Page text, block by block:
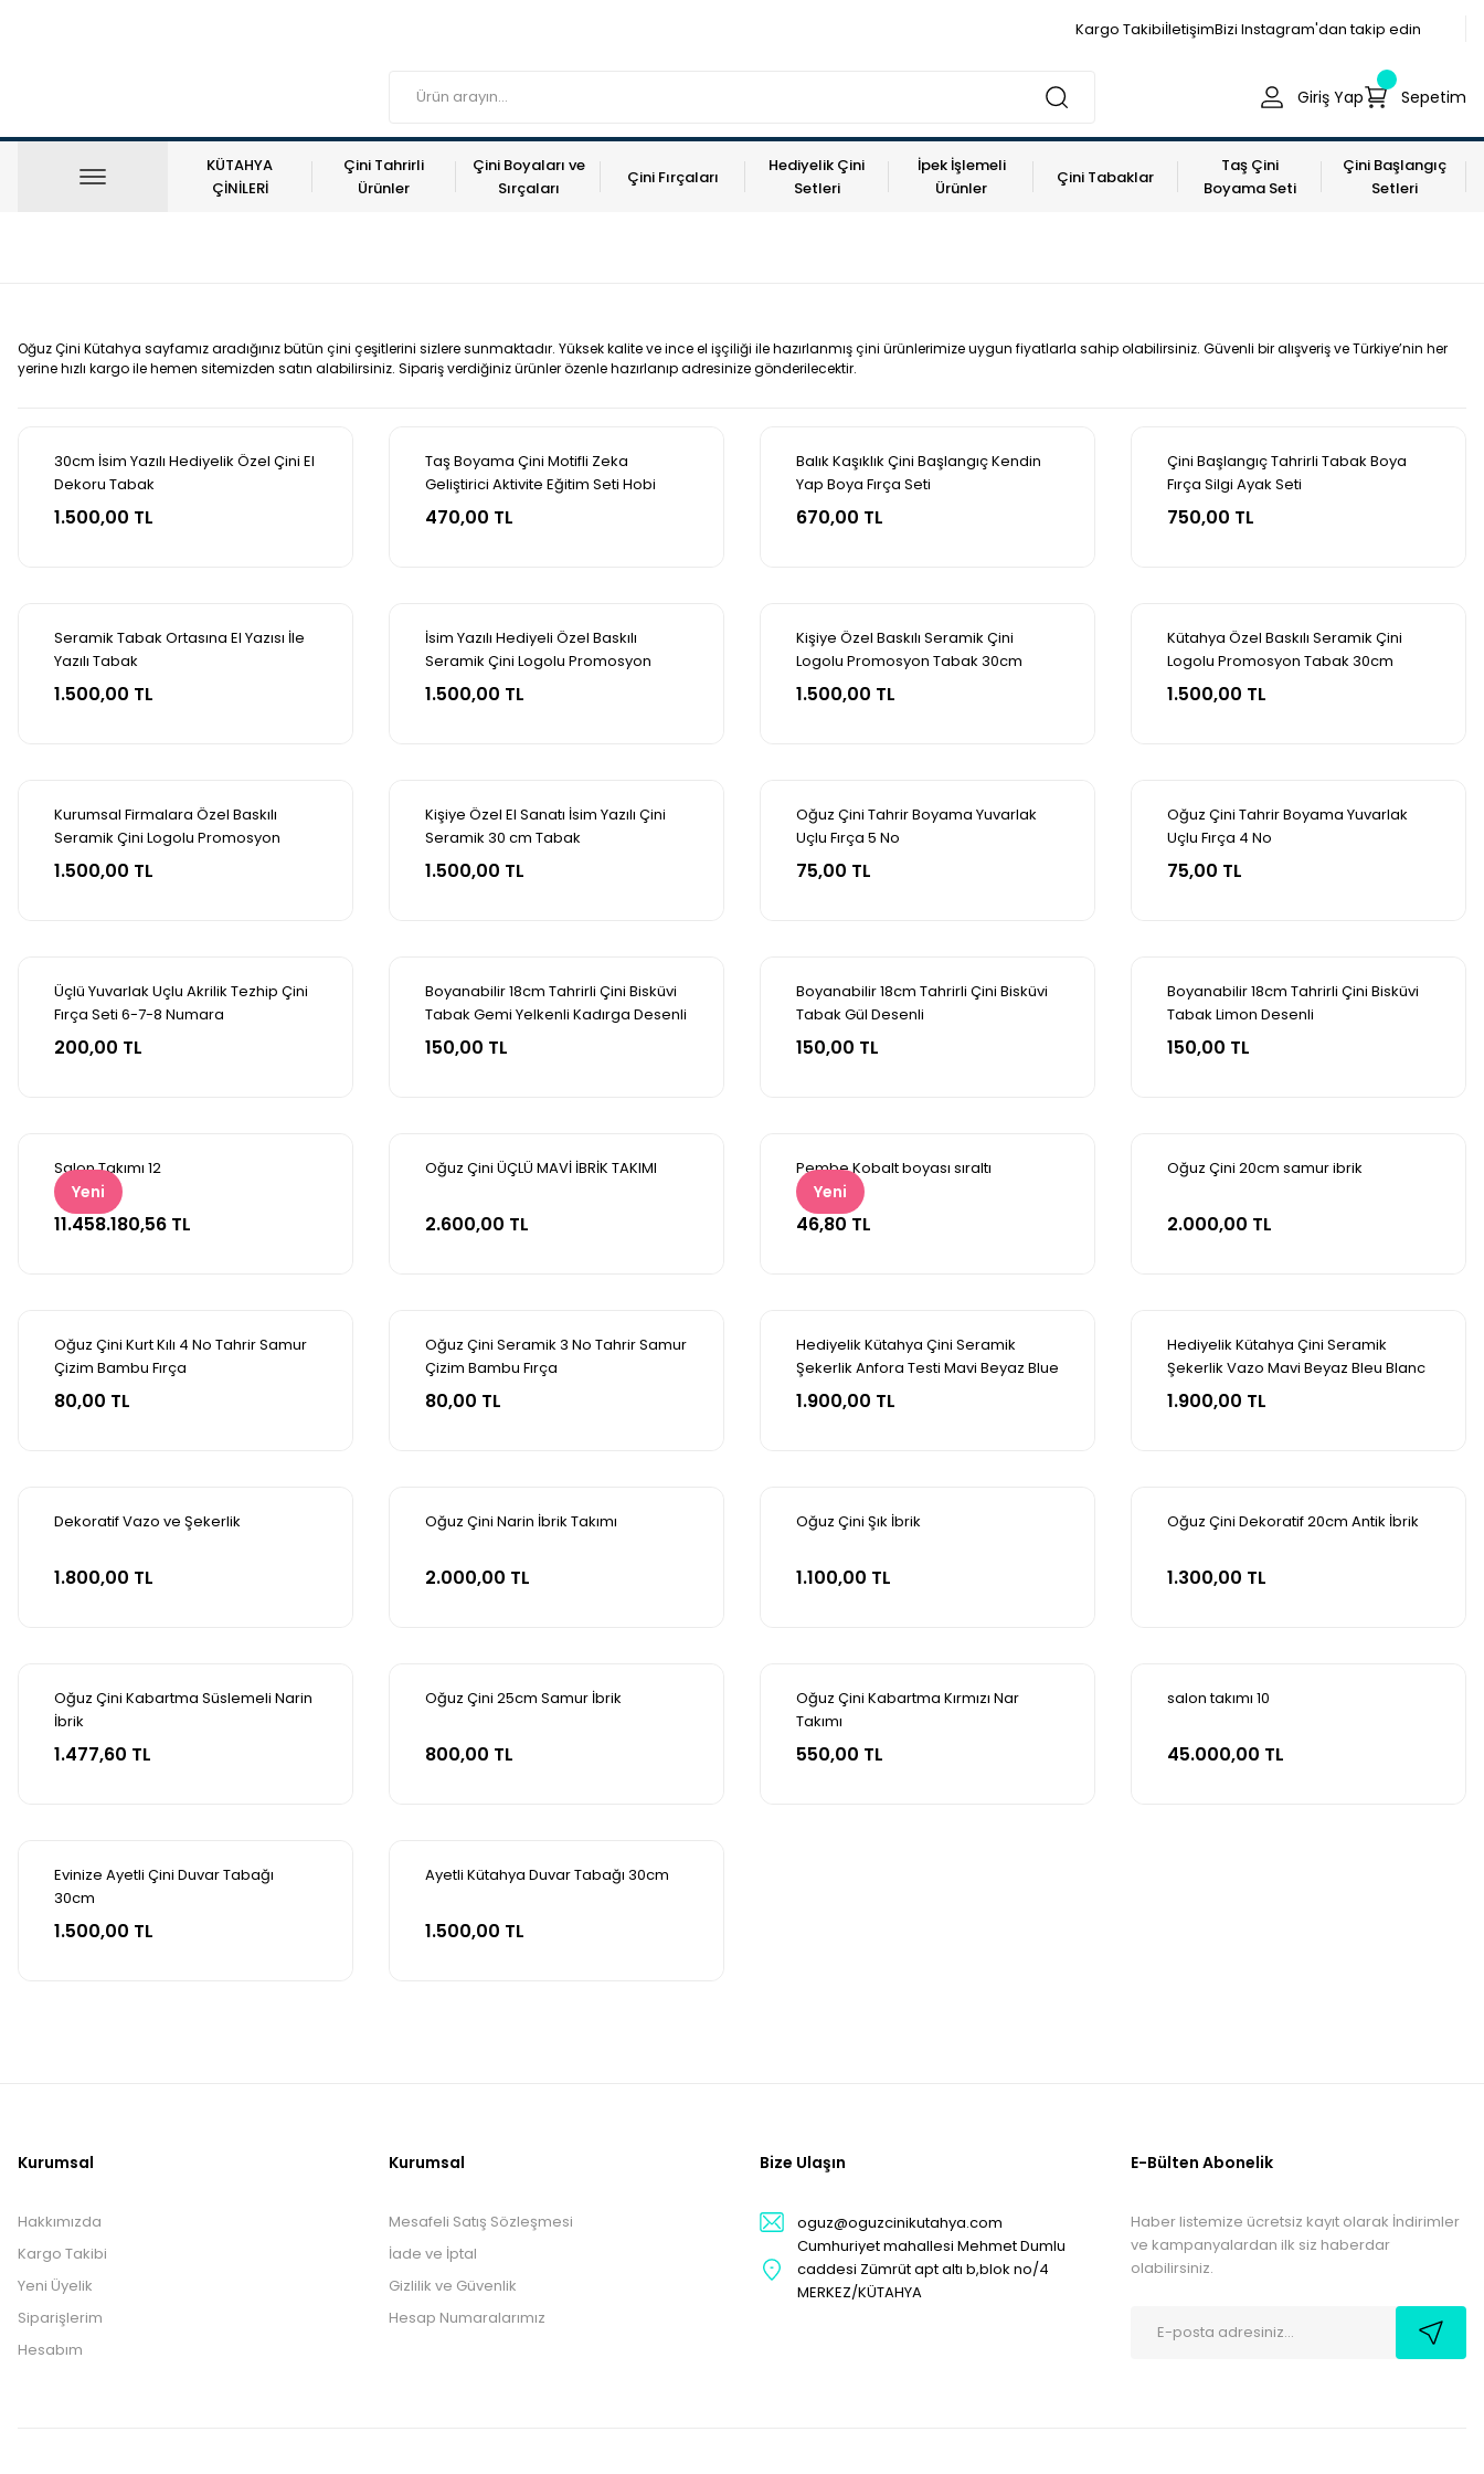
Kargo TakibiİletişimBizi Instagram'dan takip edin
Giriş Yap Sepetim
KÜTAHYA
ÇİNİLERİ
Çini Tahrirli
Ürünler
Çini Boyaları ve
Sırçaları
Çini Fırçaları
Hediyelik Çini
Setleri
İpek İşlemeli
Ürünler
Çini Tabaklar
Taş Çini
Boyama Seti
Çini Başlangıç
Setleri
Oğuz Çini Kütahya sayfamız aradığınız bütün çini çeşitlerini sizlere sunmaktadır. Yüksek kalite ve ince el işçiliği ile hazırlanmış çini ürünlerimize uygun fiyatlarla sahip olabilirsiniz. Güvenli bir alışveriş ve Türkiye’nin her
yerine hızlı kargo ile hemen sitemizden satın alabilirsiniz. Sipariş verdiğiniz ürünler özenle hazırlanıp adresinize gönderilecektir.
30cm İsim Yazılı Hediyelik Özel Çini El
Dekoru Tabak
1.500,00 TL
Taş Boyama Çini Motifli Zeka
Geliştirici Aktivite Eğitim Seti Hobi
Uygulama 4 Renk Akrilik Boya
470,00 TL
Balık Kaşıklık Çini Başlangıç Kendin
Yap Boya Fırça Seti
670,00 TL
Çini Başlangıç Tahrirli Tabak Boya
Fırça Silgi Ayak Seti
750,00 TL
Seramik Tabak Ortasına El Yazısı İle
Yazılı Tabak
1.500,00 TL
İsim Yazılı Hediyeli Özel Baskılı
Seramik Çini Logolu Promosyon
Tabak 30cm
1.500,00 TL
Kişiye Özel Baskılı Seramik Çini
Logolu Promosyon Tabak 30cm
1.500,00 TL
Kütahya Özel Baskılı Seramik Çini
Logolu Promosyon Tabak 30cm
1.500,00 TL
Kurumsal Firmalara Özel Baskılı
Seramik Çini Logolu Promosyon
Tabak 30cm
1.500,00 TL
Kişiye Özel El Sanatı İsim Yazılı Çini
Seramik 30 cm Tabak
1.500,00 TL
Oğuz Çini Tahrir Boyama Yuvarlak
Uçlu Fırça 5 No
75,00 TL
Oğuz Çini Tahrir Boyama Yuvarlak
Uçlu Fırça 4 No
75,00 TL
Üçlü Yuvarlak Uçlu Akrilik Tezhip Çini
Fırça Seti 6-7-8 Numara
200,00 TL
Boyanabilir 18cm Tahrirli Çini Bisküvi
Tabak Gemi Yelkenli Kadırga Desenli
150,00 TL
Boyanabilir 18cm Tahrirli Çini Bisküvi
Tabak Gül Desenli
150,00 TL
Boyanabilir 18cm Tahrirli Çini Bisküvi
Tabak Limon Desenli
150,00 TL
Yeni
Salon Takımı 12
11.458.180,56 TL
Sepete Ekle
Oğuz Çini ÜÇLÜ MAVİ İBRİK TAKIMI
2.600,00 TL
Yeni
Pembe Kobalt boyası sıraltı
46,80 TL
Sepete Ekle
Oğuz Çini 20cm samur ibrik
2.000,00 TL
Oğuz Çini Kurt Kılı 4 No Tahrir Samur
Çizim Bambu Fırça
80,00 TL
Oğuz Çini Seramik 3 No Tahrir Samur
Çizim Bambu Fırça
80,00 TL
Hediyelik Kütahya Çini Seramik
Şekerlik Anfora Testi Mavi Beyaz Blue
Blanc Üçlü Set
1.900,00 TL
Hediyelik Kütahya Çini Seramik
Şekerlik Vazo Mavi Beyaz Bleu Blanc
Üçlü Set
1.900,00 TL
Dekoratif Vazo ve Şekerlik
1.800,00 TL
Oğuz Çini Narin İbrik Takımı
2.000,00 TL
Oğuz Çini Şık İbrik
1.100,00 TL
Oğuz Çini Dekoratif 20cm Antik İbrik
1.300,00 TL
Oğuz Çini Kabartma Süslemeli Narin
İbrik
1.477,60 TL
Oğuz Çini 25cm Samur İbrik
800,00 TL
Oğuz Çini Kabartma Kırmızı Nar
Takımı
550,00 TL
salon takımı 10
45.000,00 TL
Evinize Ayetli Çini Duvar Tabağı
30cm
1.500,00 TL
Ayetli Kütahya Duvar Tabağı 30cm
1.500,00 TL
Kurumsal
Hakkımızda
Kargo Takibi
Yeni Üyelik
Siparişlerim
Hesabım
Kurumsal
Mesafeli Satış Sözleşmesi
İade ve İptal
Gizlilik ve Güvenlik
Hesap Numaralarımız
Bize Ulaşın
oguz@oguzcinikutahya.com
Cumhuriyet mahallesi Mehmet Dumlu
caddesi Zümrüt apt altı b,blok no/4
MERKEZ/KÜTAHYA
E-Bülten Abonelik
Haber listemize ücretsiz kayıt olarak İndirimler
ve kampanyalardan ilk siz haberdar
olabilirsiniz.